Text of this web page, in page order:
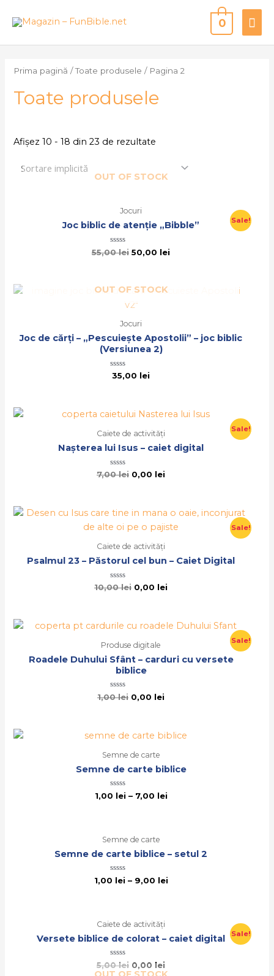
0
Prima pagină /Toate produsele / Pagina 2
Toate produsele
Afișez 10 - 18 din 23 de rezultate
Sale!
OUT OF STOCK
Jocuri
Joc biblic de atenție „Bibble”
Evaluat
la
55,00lei 50,00 lei
OUT OF STOCK
Jocuri
Joc de cărți – „Pescuiește Apostolii” – joc biblic
(Versiunea 2)
Evaluat
la
35,00 lei
Sale!
Caiete de activități
Nașterea lui Isus – caiet digital
Evaluat
la
7,00lei 0,00 lei
Sale!
Caiete de activități
Psalmul 23 – Păstorul cel bun – Caiet Digital
Evaluat
la
10,00lei 0,00 lei
Sale!
Produse digitale
Roadele Duhului Sfânt – carduri cu versete
biblice
Evaluat
la
1,00lei 0,00 lei
Semne de carte
Semne de carte biblice
Evaluat
la
1,00 lei – 7,00 lei
Semne de carte
Semne de carte biblice – setul 2
Evaluat
la
1,00 lei – 9,00 lei
Sale!
Caiete de activități
Versete biblice de colorat – caiet digital
Evaluat
la
5,00lei 0,00 lei